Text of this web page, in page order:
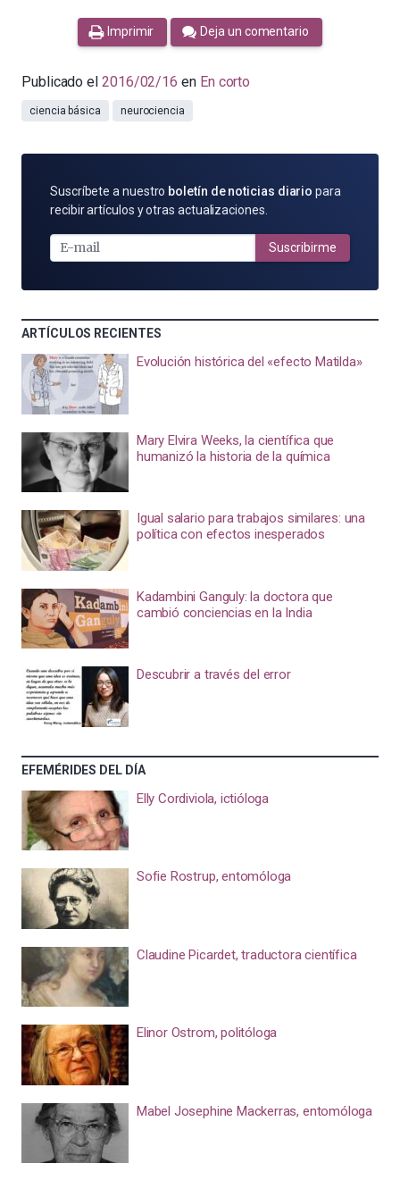
Imprimir Deja un comentario
Publicado el 2016/02/16 en En corto
ciencia básica neurociencia
SUSCRÍBETE
POR
MAIL
Suscríbete a nuestro boletín de noticias diario para
recibir artículos y otras actualizaciones.
Suscribirme
ARTÍCULOS RECIENTES
Evolución histórica del «efecto Matilda»
Mary Elvira Weeks, la científica que
humanizó la historia de la química
Igual salario para trabajos similares: una
política con efectos inesperados
Kadambini Ganguly: la doctora que
cambió conciencias en la India
Descubrir a través del error
EFEMÉRIDES DEL DÍA
Elly Cordiviola, ictióloga
Sofie Rostrup, entomóloga
Claudine Picardet, traductora científica
Elinor Ostrom, politóloga
Mabel Josephine Mackerras, entomóloga